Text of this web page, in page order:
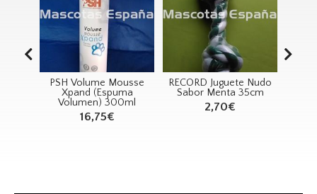
RECORD Juguete Nudo
Sabor Menta 35cm
2,70€
RECORD Perfume
Musgo Blanco 100ml
11,45€